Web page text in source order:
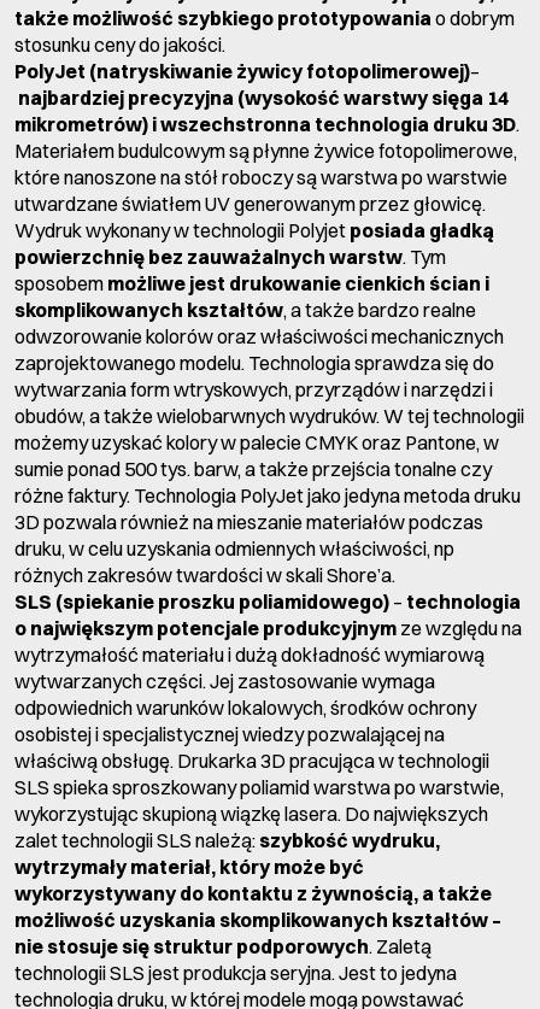
także możliwość szybkiego prototypowania o dobrym
stosunku ceny do jakości.
PolyJet (natryskiwanie żywicy fotopolimerowej)–
najbardziej precyzyjna (wysokość warstwy sięga 14
mikrometrów) i wszechstronna technologia druku 3D.
Materiałem budulcowym są płynne żywice fotopolimerowe,
które nanoszone na stół roboczy są warstwa po warstwie
utwardzane światłem UV generowanym przez głowicę.
Wydruk wykonany w technologii Polyjet posiada gładką
powierzchnię bez zauważalnych warstw. Tym
sposobem możliwe jest drukowanie cienkich ścian i
skomplikowanych kształtów, a także bardzo realne
odwzorowanie kolorów oraz właściwości mechanicznych
zaprojektowanego modelu. Technologia sprawdza się do
wytwarzania form wtryskowych, przyrządów i narzędzi i
obudów, a także wielobarwnych wydruków. W tej technologii
możemy uzyskać kolory w palecie CMYK oraz Pantone, w
sumie ponad 500 tys. barw, a także przejścia tonalne czy
różne faktury. Technologia PolyJet jako jedyna metoda druku
3D pozwala również na mieszanie materiałów podczas
druku, w celu uzyskania odmiennych właściwości, np
różnych zakresów twardości w skali Shore’a.
SLS (spiekanie proszku poliamidowego) – technologia
o największym potencjale produkcyjnym ze względu na
wytrzymałość materiału i dużą dokładność wymiarową
wytwarzanych części. Jej zastosowanie wymaga
odpowiednich warunków lokalowych, środków ochrony
osobistej i specjalistycznej wiedzy pozwalającej na
właściwą obsługę. Drukarka 3D pracująca w technologii
SLS spieka sproszkowany poliamid warstwa po warstwie,
wykorzystując skupioną wiązkę lasera. Do największych
zalet technologii SLS należą: szybkość wydruku,
wytrzymały materiał, który może być
wykorzystywany do kontaktu z żywnością, a także
możliwość uzyskania skomplikowanych kształtów –
nie stosuje się struktur podporowych. Zaletą
technologii SLS jest produkcja seryjna. Jest to jedyna
technologia druku, w której modele mogą powstawać